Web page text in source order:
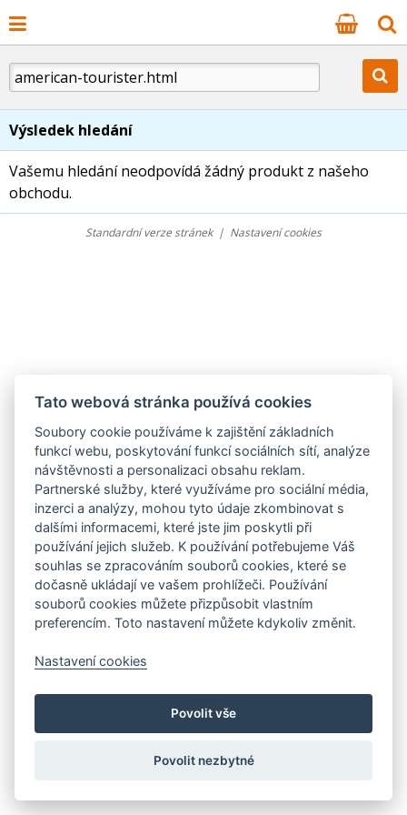
Výsledek hledání
Vašemu hledání neodpovídá žádný produkt z našeho
obchodu.
Standardní verze stránek| Nastavení cookies
Tato webová stránka používá cookies
Soubory cookie používáme k zajištění základních
funkcí webu, poskytování funkcí sociálních sítí, analýze
návštěvnosti a personalizaci obsahu reklam.
Partnerské služby, které využíváme pro sociální média,
inzerci a analýzy, mohou tyto údaje zkombinovat s
dalšími informacemi, které jste jim poskytli při
používání jejich služeb. K používání potřebujeme Váš
souhlas se zpracováním souborů cookies, které se
dočasně ukládají ve vašem prohlížeči. Používání
souborů cookies můžete přizpůsobit vlastním
preferencím. Toto nastavení můžete kdykoliv změnit.
Nastavení cookies
Povolit vše
Povolit nezbytné